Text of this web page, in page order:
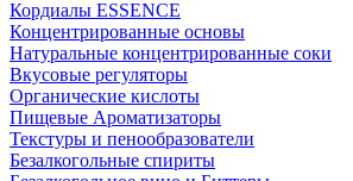
Кордиалы ESSENCE
Концентрированные основы
Натуральные концентрированные соки
Вкусовые регуляторы
Органические кислоты
Пищевые Ароматизаторы
Текстуры и пенообразователи
Безалкогольные спириты